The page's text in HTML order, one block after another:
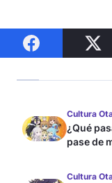
Cultura
¿Qué
pase de
Cultura